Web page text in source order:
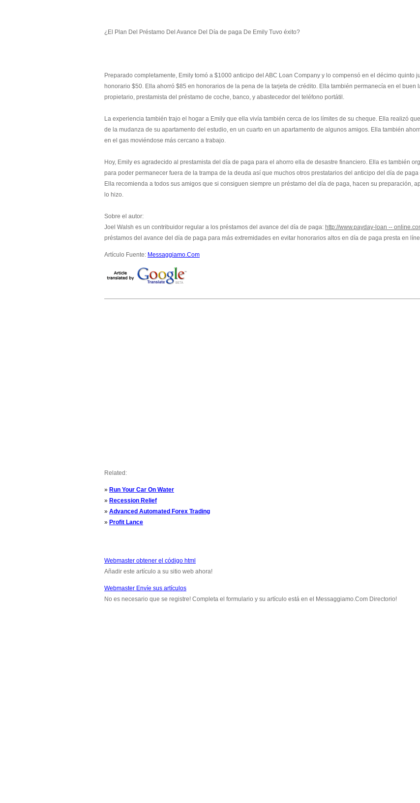
¿El Plan Del Préstamo Del Avance Del Día de paga De Emily Tuvo éxito?
Preparado completamente, Emily tomó a $1000 anticipo del ABC Loan Company y lo compensó en el décimo quinto
honorario $50. Ella ahorró $85 en honorarios de la pena de la tarjeta de crédito. Ella también permanecía en el buen
propietario, prestamista del préstamo de coche, banco, y abastecedor del teléfono portátil.
La experiencia también trajo el hogar a Emily que ella vivía también cerca de los límites de su cheque. Ella realizó
de la mudanza de su apartamento del estudio, en un cuarto en un apartamento de algunos amigos. Ella también
en el gas moviéndose más cercano a trabajo.
Hoy, Emily es agradecido al prestamista del día de paga para el ahorro ella de desastre financiero. Ella es también
para poder permanecer fuera de la trampa de la deuda así que muchos otros prestatarios del anticipo del día de
Ella recomienda a todos sus amigos que si consiguen siempre un préstamo del día de paga, hacen su preparación,
lo hizo.
Sobre el autor:
Joel Walsh es un contribuidor regular a los préstamos del avance del día de paga: http://www.payday-loan --
préstamos del avance del día de paga para más extremidades en evitar honorarios altos en día de paga presta en
Artículo Fuente: Messaggiamo.Com
Related:
» Run Your Car On Water
» Recession Relief
» Advanced Automated Forex Trading
» Profit Lance
Webmaster obtener el código html
Añadir este artículo a su sitio web ahora!
Webmaster Envíe sus artículos
No es necesario que se registre! Completa el formulario y su artículo está en el Messaggiamo.Com Directorio!